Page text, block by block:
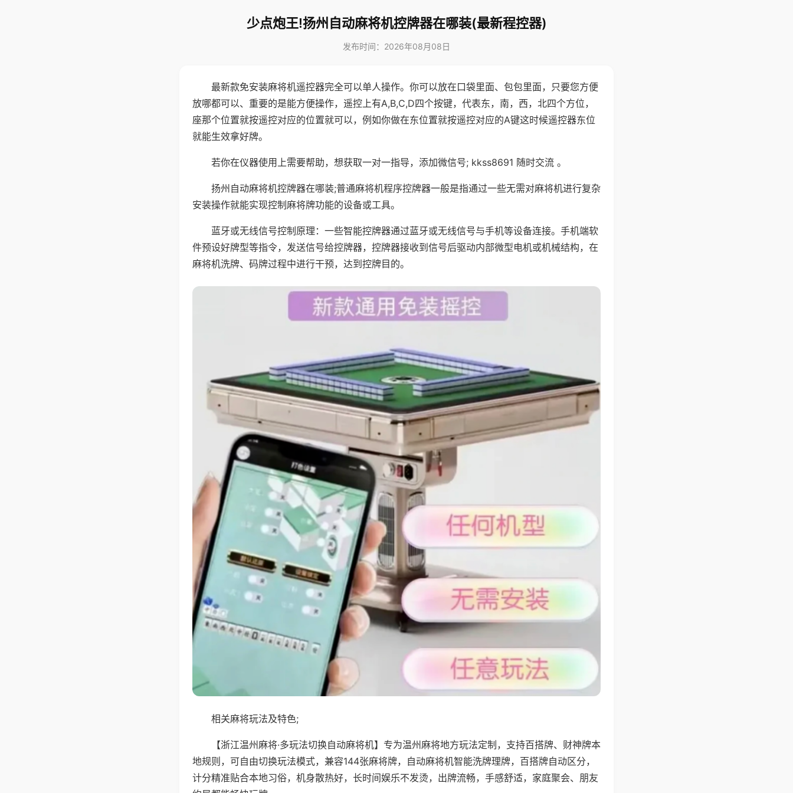
少点炮王!扬州自动麻将机控牌器在哪装(最新程控器)
发布时间：2026年08月08日
最新款免安装麻将机遥控器完全可以单人操作。你可以放在口袋里面、包包里面，只要您方便
放哪都可以、重要的是能方便操作，遥控上有A,B,C,D四个按键，代表东，南，西，北四个方位，
座那个位置就按遥控对应的位置就可以，例如你做在东位置就按遥控对应的A键这时候遥控器东位
就能生效拿好牌。
若你在仪器使用上需要帮助，想获取一对一指导，添加微信号; kkss8691 随时交流 。
扬州自动麻将机控牌器在哪装;普通麻将机程序控牌器一般是指通过一些无需对麻将机进行复杂
安装操作就能实现控制麻将牌功能的设备或工具。
蓝牙或无线信号控制原理：一些智能控牌器通过蓝牙或无线信号与手机等设备连接。手机端软
件预设好牌型等指令，发送信号给控牌器，控牌器接收到信号后驱动内部微型电机或机械结构，在
麻将机洗牌、码牌过程中进行干预，达到控牌目的。
相关麻将玩法及特色;
【浙江温州麻将·多玩法切换自动麻将机】专为温州麻将地方玩法定制，支持百搭牌、财神牌本
地规则，可自由切换玩法模式，兼容144张麻将牌，自动麻将机智能洗牌理牌，百搭牌自动区分，
计分精准贴合本地习俗，机身散热好，长时间娱乐不发烫，出牌流畅，手感舒适，家庭聚会、朋友